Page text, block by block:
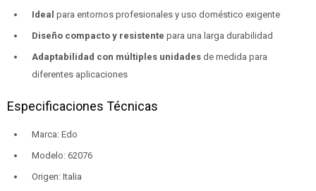
Ideal para entornos profesionales y uso doméstico exigente
Diseño compacto y resistente para una larga durabilidad
Adaptabilidad con múltiples unidades de medida para
diferentes aplicaciones
Especificaciones Técnicas
Marca: Edo
Modelo: 62076
Origen: Italia